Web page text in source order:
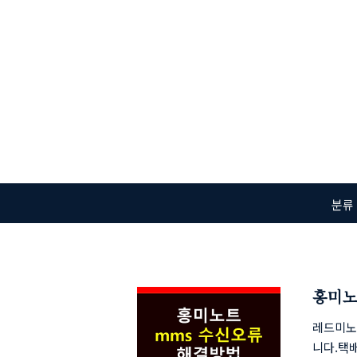
분류
홍미
레드미
니다.택